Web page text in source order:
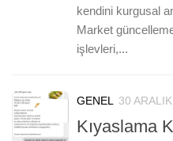
kendini kurgusal
Market
işlevleri,...
GENEL 30
Kıyaslama